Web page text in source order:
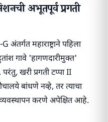
अभूतपूर्व प्रगती
महाराष्ट्राने पहिला
गावे 'हागणदारीमुक्त'
खरी प्रगती टप्पा II
बांधणे नव्हे, तर त्याचा
करणे अपेक्षित आहे.